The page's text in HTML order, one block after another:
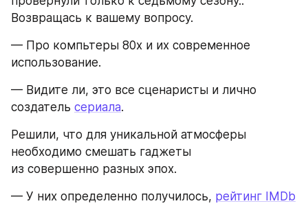
Возвращась к вашему вопросу.
— Про компьтеры 80х и их современное
использование.
— Видите ли, это все сценаристы и лично
создатель сериала.
Решили, что для уникальной атмосферы
необходимо смешать гаджеты
из совершенно разных эпох.
— У них определенно получилось, рейтинг IMDb